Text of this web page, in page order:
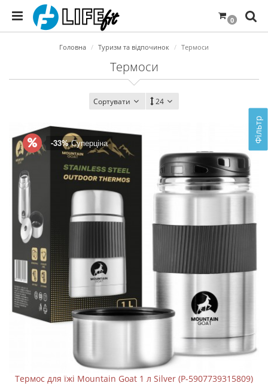
0
Фільтр
Головна Туризм та відпочинок Термоси
Термоси
Сортувати 24
-33%Суперціна
Термос для їжі Mountain Goat 1 л Silver (P-5907739315809)